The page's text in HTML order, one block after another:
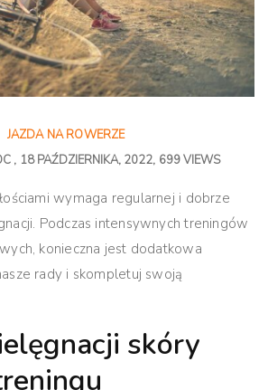
JAZDA NA ROWERZE
18 PAŹDZIERNIKA, 2022 699 VIEWS
wymaga regularnej i dobrze
Podczas intensywnych treningów
konieczna jest dodatkowa
rady i skompletuj swoją
skóry